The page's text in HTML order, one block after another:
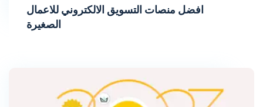
افضل منصات التسويق الالكتروني للاعمال
الصغيرة